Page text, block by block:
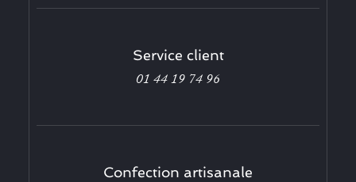
Service client
01 44 19 74 96
Confection artisanale